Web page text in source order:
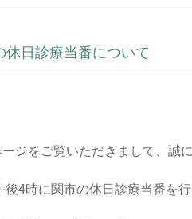
日診療当番について
ジをご覧いただきまして、誠
4時に関市の休日診療当番を行